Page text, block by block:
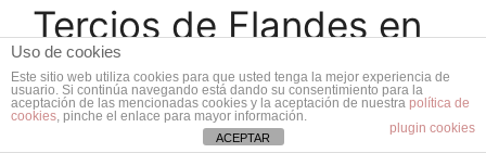
Tercios de Flandes en
Alemania
Uso de cookies
Este sitio web utiliza cookies para que usted tenga la mejor experiencia de
usuario. Si continúa navegando está dando su consentimiento para la
aceptación de las mencionadas cookies y la aceptación de nuestra política de
cookies, pinche el enlace para mayor información.
plugin cookies
ACEPTAR